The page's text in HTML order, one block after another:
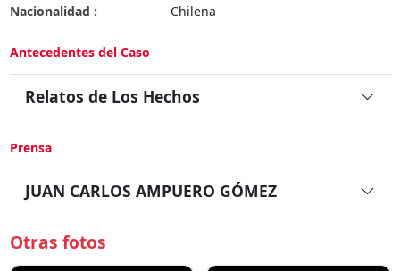
Nacionalidad :
Chilena
Antecedentes del Caso
Relatos de Los Hechos
Prensa
JUAN CARLOS AMPUERO GÓMEZ
Otras fotos